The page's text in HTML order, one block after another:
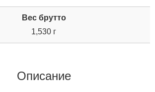
Вес брутто
1,530 г
Описание